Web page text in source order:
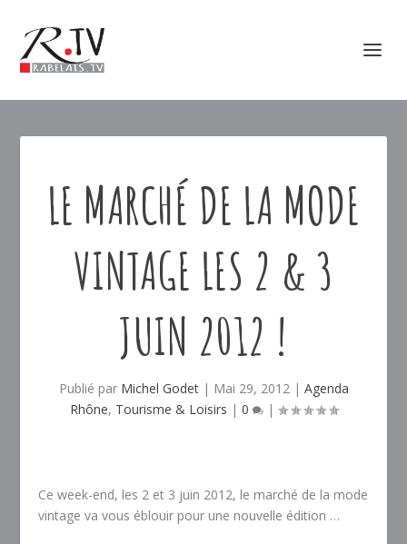
LE MARCHÉ DE LA MODE
VINTAGE LES 2 & 3
JUIN 2012 !
Publié par Michel Godet| Mai 29, 2012| Agenda
Rhône, Tourisme & Loisirs | 0 |
Ce week-end, les 2 et 3 juin 2012, le marché de la mode
vintage va vous éblouir pour une nouvelle édition …